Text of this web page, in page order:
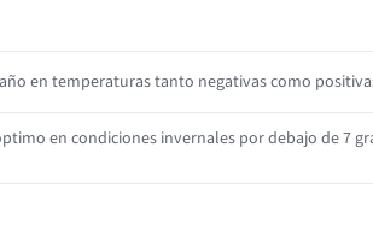
en temperaturas tanto negativas como
en condiciones invernales por debajo de 7